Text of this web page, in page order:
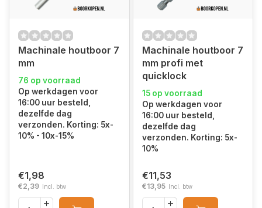
Machinale houtboor 7
mm
76 op voorraad
Op werkdagen voor
16:00 uur besteld,
dezelfde dag
verzonden. Korting: 5x-
10% - 10x-15%
€1,98
€2,39 Incl. btw
Machinale houtboor 7
mm profi met
quicklock
15 op voorraad
Op werkdagen voor
16:00 uur besteld,
dezelfde dag
verzonden. Korting: 5x-
10%
€11,53
€13,95 Incl. btw